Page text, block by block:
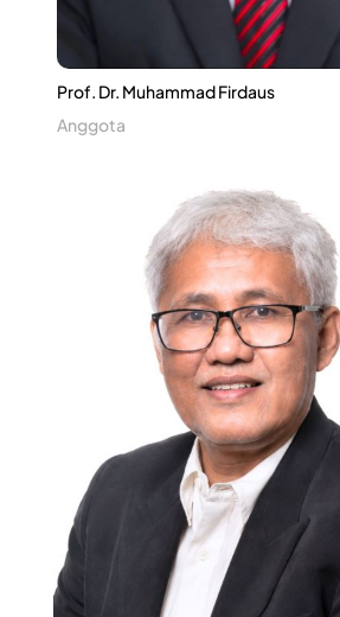
Prof. Dr. Muhammad Firdaus
Anggota